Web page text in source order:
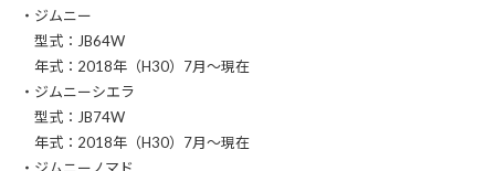
・ジムニー
型式：JB64W
年式：2018年（H30）7月～現在
・ジムニーシエラ
型式：JB74W
年式：2018年（H30）7月～現在